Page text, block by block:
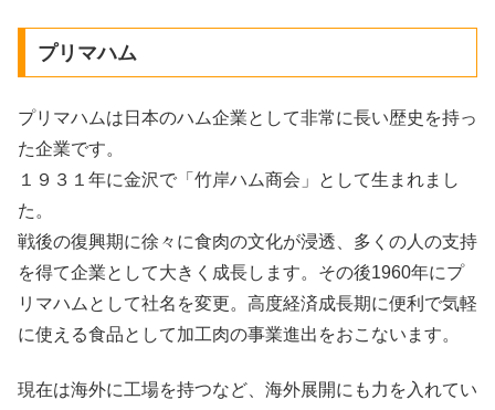
プリマハム
プリマハムは日本のハム企業として非常に長い歴史を持っ
た企業です。
１９３１年に金沢で「竹岸ハム商会」として生まれまし
た。
戦後の復興期に徐々に食肉の文化が浸透、多くの人の支持
を得て企業として大きく成長します。その後1960年にプ
リマハムとして社名を変更。高度経済成長期に便利で気軽
に使える食品として加工肉の事業進出をおこないます。
現在は海外に工場を持つなど、海外展開にも力を入れてい